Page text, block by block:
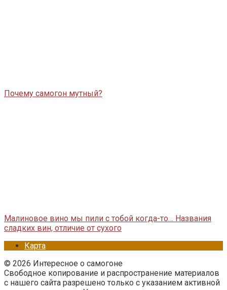
Почему самогон мутный?
Малиновое вино мы пили с тобой когда-то… Названия
сладких вин, отличие от сухого
Карта
© 2026 Интересное о самогоне
Свободное копирование и распространение материалов
с нашего сайта разрешено только с указанием активной